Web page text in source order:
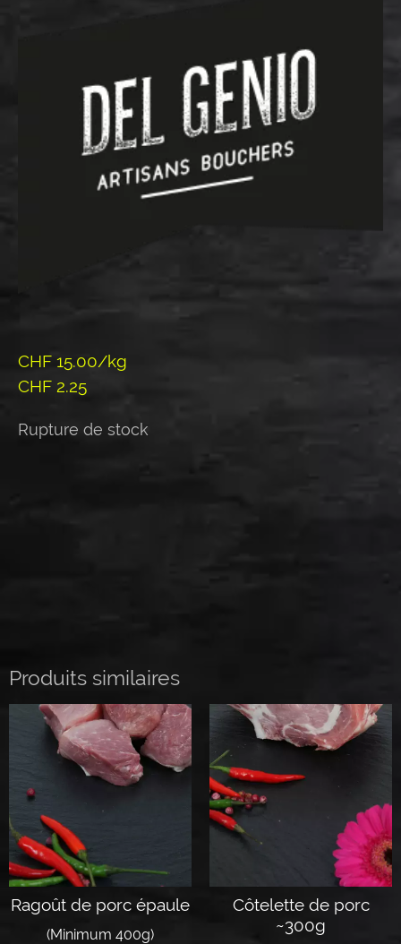
CHF 15.00/kg
CHF 2.25
Rupture de stock
Produits similaires
Ragoût de porc épaule
(Minimum 400g)
Côtelette de porc
~300g